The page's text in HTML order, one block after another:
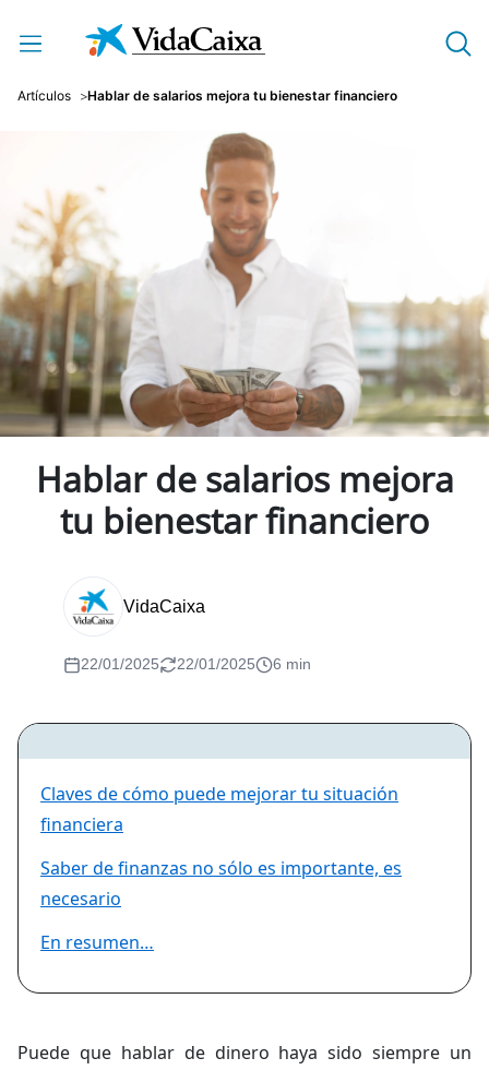
Saltar al contenido principal
Artículos Hablar de salarios mejora tu bienestar financiero
Hablar de salarios mejora
tu bienestar financiero
VidaCaixa
22/01/2025 22/01/2025 6 min
Claves de cómo puede mejorar tu situación
financiera
Saber de finanzas no sólo es importante, es
necesario
En resumen…
Puede que hablar de dinero haya sido siempre un